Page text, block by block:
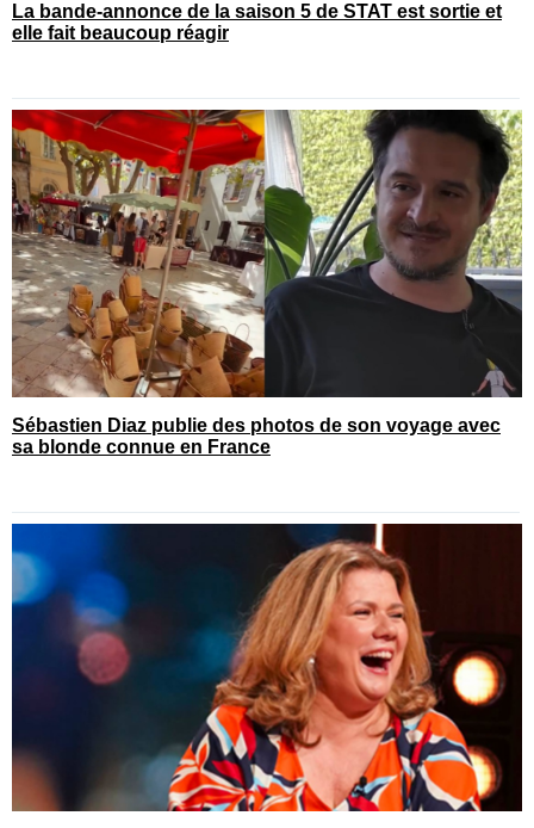
La bande-annonce de la saison 5 de STAT est sortie et
elle fait beaucoup réagir
Sébastien Diaz publie des photos de son voyage avec
sa blonde connue en France